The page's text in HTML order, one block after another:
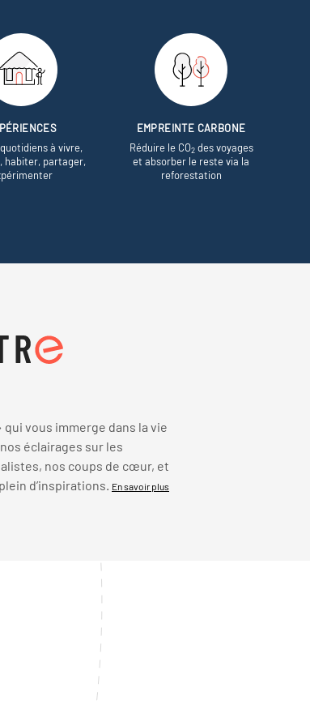
quotidiens à vivre,
habiter, partager,
EMPREINTE CARBONE
Réduire le CO2des voyages
et absorber le reste via la
reforestation
vous immerge dans la vie
éclairages sur les
nos coups de cœur, et
d’inspirations. En savoir plus